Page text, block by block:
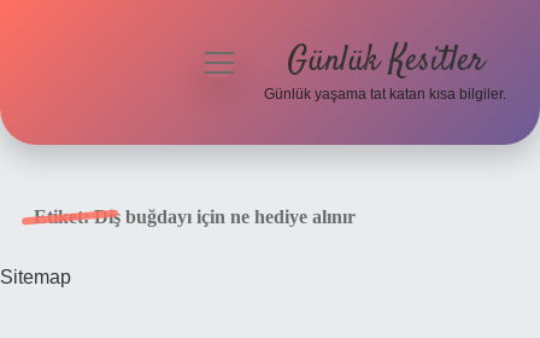
menüyü
Günlük Kesitler
Günlük yaşama tat katan kısa bilgiler.
Etiket:Diş buğdayı için ne hediye alınır
Sitemap